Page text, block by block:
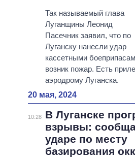
Так называемый глава
Луганщины Леонид
Пасечник заявил, что по
Луганску нанесли удар
кассетными
возник пожар. Есть
аэродрому Луганска.
20 мая, 2024
10:28
В Луганске
взрывы:
ударе по месту
базирования